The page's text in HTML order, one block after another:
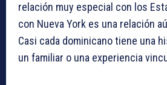
relación muy especial con los
con Nueva York es una relación
Casi cada dominicano tiene una
un familiar o una experiencia